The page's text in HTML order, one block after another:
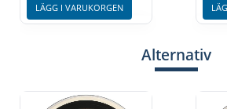
LÄGG I VARUKORGEN
Alternativ